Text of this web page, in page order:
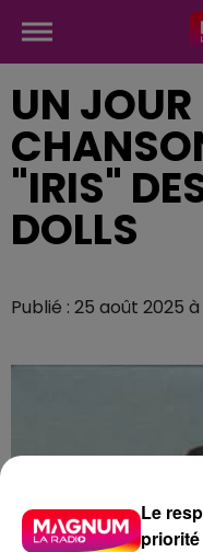
UN JOUR
"IRIS"
DOLLS
Publié : 25 août 2025 à
Le
priorité